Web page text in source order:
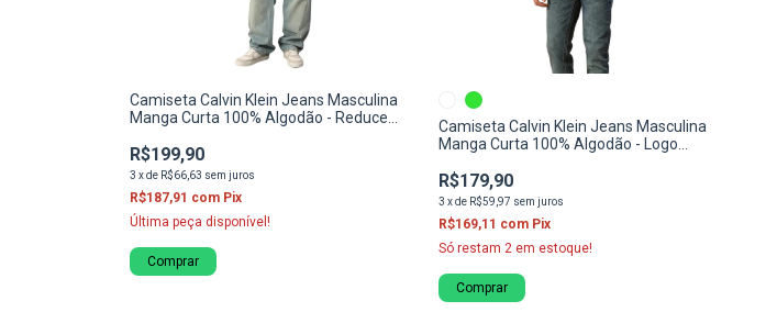
Camiseta Calvin Klein Jeans Masculina
Manga Curta 100% Algodão - Reduce
R$199,90
3 xde R$66,63 sem juros
R$187,91 com Pix
Última peça disponível!
Comprar
Camiseta Calvin Klein Jeans Masculina
Manga Curta 100% Algodão - Logo
R$179,90
3 xde R$59,97 sem juros
R$169,11 com Pix
Só restam 2 em estoque!
Comprar